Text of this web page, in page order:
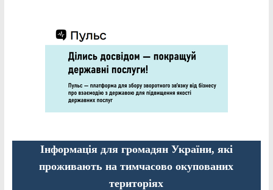
Інформація для громадян України, які
проживають на тимчасово окупованих
територіях